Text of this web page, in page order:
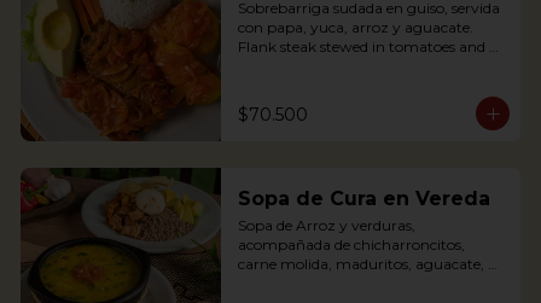
Sobrebarriga sudada en guiso, servida
con papa, yuca, arroz y aguacate.
Flank steak stewed in tomatoes and
$70.500
Sopa de Cura en Vereda
Sopa de Arroz y verduras,
acompañada de chicharroncitos,
carne molida, maduritos, aguacate,